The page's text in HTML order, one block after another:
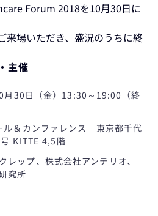
Forum 2018を10月30日に
来場いただき、盛況のうちに終
主催
30日（金）13:30～19:00（終
＆カンファレンス 東京都千代
KITTE 4,5階
ップ、株式会社アンテリオ、
究所